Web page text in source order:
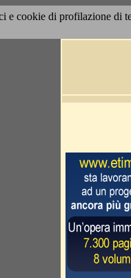
e cookie di profilazione di